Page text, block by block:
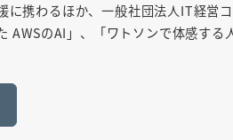
に携わるほか、一般社団法人IT経営
AWSのAI」、「ワトソンで体感す